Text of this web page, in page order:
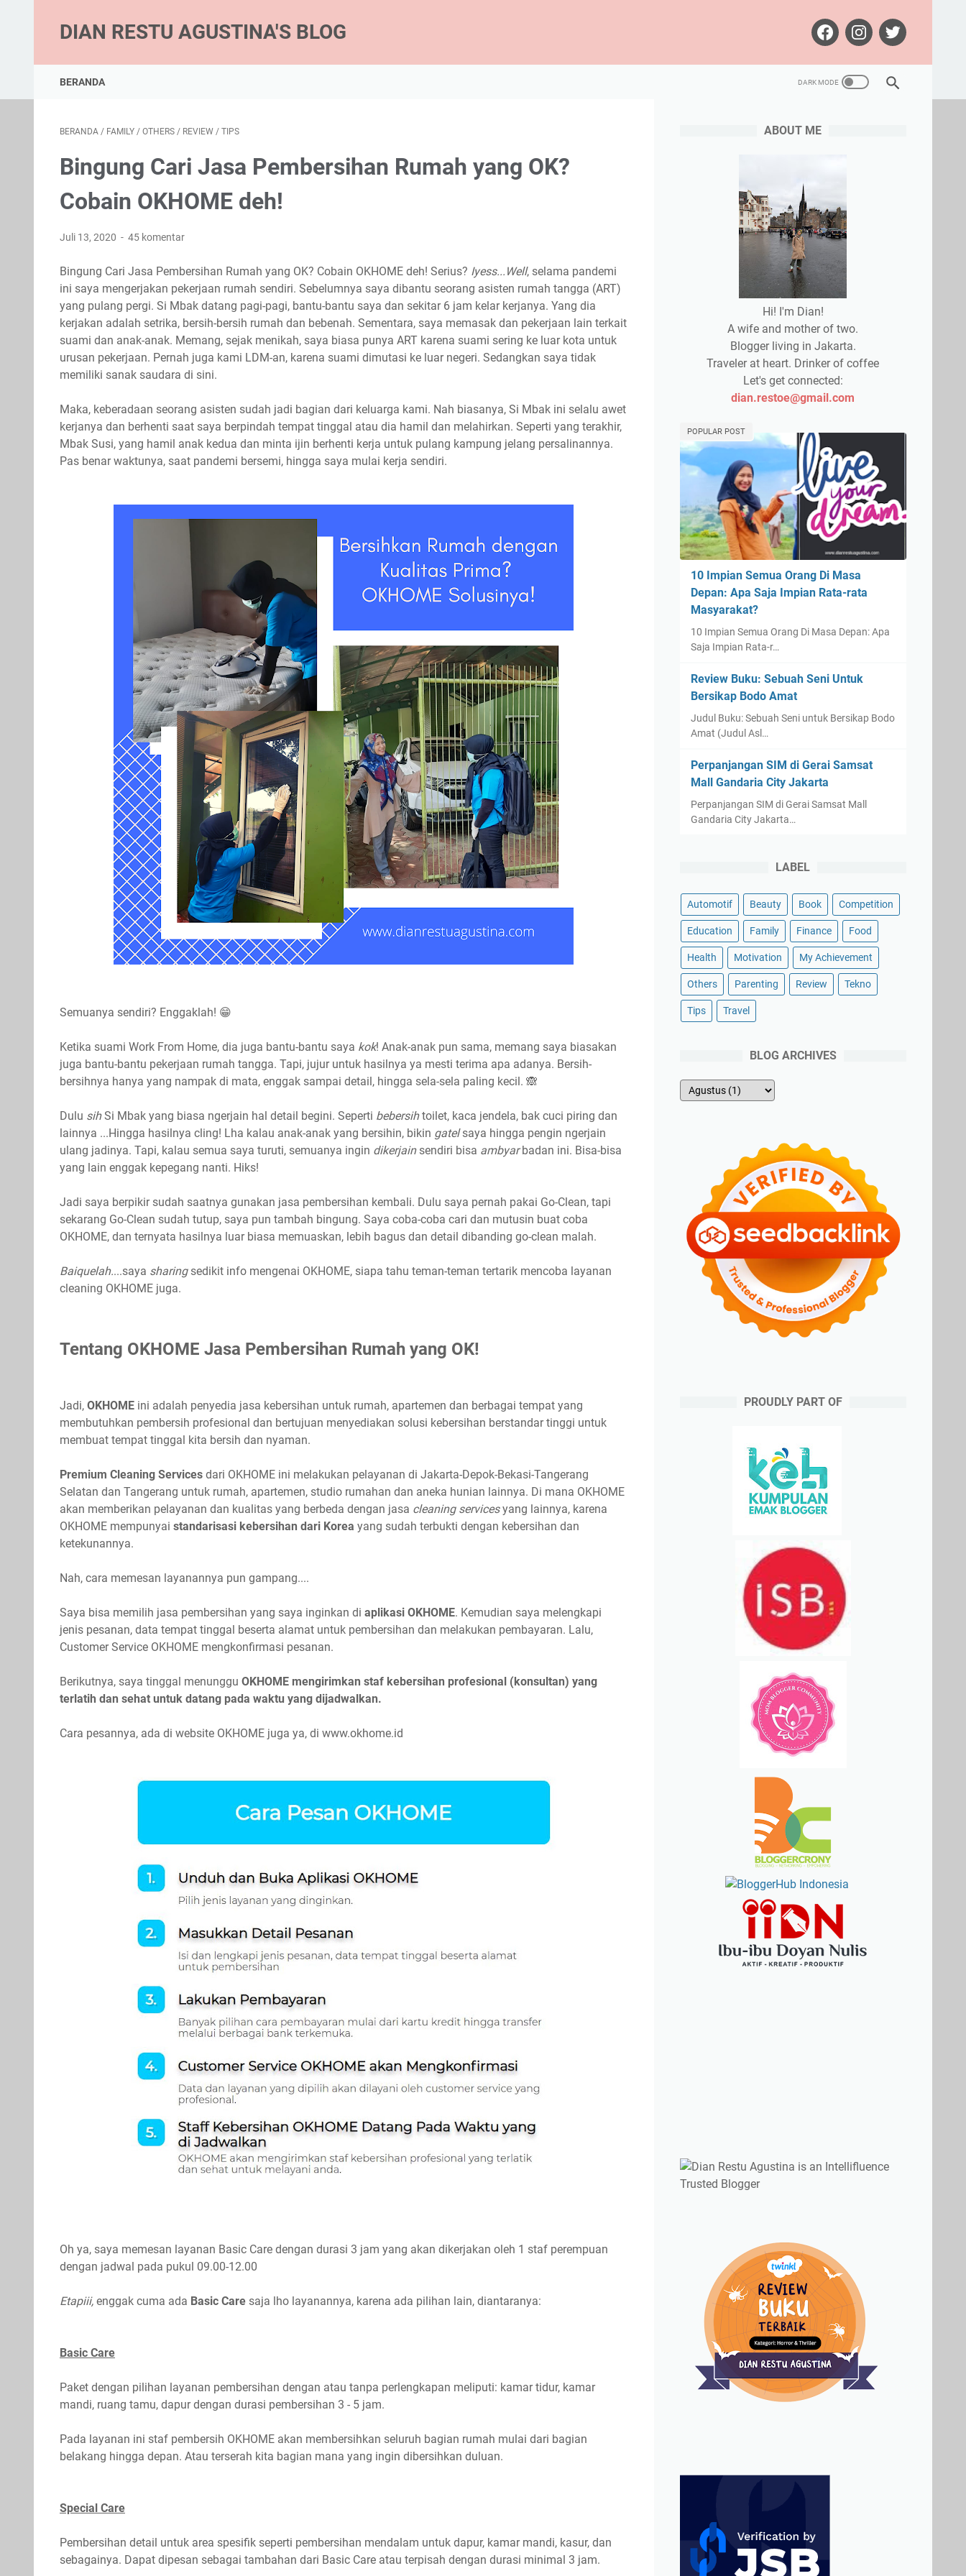
DIAN RESTU AGUSTINA'S BLOG
BERANDA
BERANDA / FAMILY / OTHERS / REVIEW / TIPS
Bingung Cari Jasa Pembersihan Rumah yang OK?
Cobain OKHOME deh!
Juli 13, 2020 45 komentar
Bingung Cari Jasa Pembersihan Rumah yang OK? Cobain OKHOME deh! Serius? Iyess...Well, selama pandemi
ini saya mengerjakan pekerjaan rumah sendiri. Sebelumnya saya dibantu seorang asisten rumah tangga (ART)
yang pulang pergi. Si Mbak datang pagi-pagi, bantu-bantu saya dan sekitar 6 jam kelar kerjanya. Yang dia
kerjakan adalah setrika, bersih-bersih rumah dan bebenah. Sementara, saya memasak dan pekerjaan lain terkait
suami dan anak-anak. Memang, sejak menikah, saya biasa punya ART karena suami sering ke luar kota untuk
urusan pekerjaan. Pernah juga kami LDM-an, karena suami dimutasi ke luar negeri. Sedangkan saya tidak
memiliki sanak saudara di sini.
Maka, keberadaan seorang asisten sudah jadi bagian dari keluarga kami. Nah biasanya, Si Mbak ini selalu awet
kerjanya dan berhenti saat saya berpindah tempat tinggal atau dia hamil dan melahirkan. Seperti yang terakhir,
Mbak Susi, yang hamil anak kedua dan minta ijin berhenti kerja untuk pulang kampung jelang persalinannya.
Pas benar waktunya, saat pandemi bersemi, hingga saya mulai kerja sendiri.
Semuanya sendiri? Enggaklah! 😁
Ketika suami Work From Home, dia juga bantu-bantu saya kok! Anak-anak pun sama, memang saya biasakan
juga bantu-bantu pekerjaan rumah tangga. Tapi, jujur untuk hasilnya ya mesti terima apa adanya. Bersih-
bersihnya hanya yang nampak di mata, enggak sampai detail, hingga sela-sela paling kecil. 🙈
Dulu sihSi Mbak yang biasa ngerjain hal detail begini. Seperti bebersihtoilet, kaca jendela, bak cuci piring dan
lainnya ...Hingga hasilnya cling! Lha kalau anak-anak yang bersihin, bikin gatelsaya hingga pengin ngerjain
ulang jadinya. Tapi, kalau semua saya turuti, semuanya ingin dikerjain sendiri bisa ambyarbadan ini. Bisa-bisa
yang lain enggak kepegang nanti. Hiks!
Jadi saya berpikir sudah saatnya gunakan jasa pembersihan kembali. Dulu saya pernah pakai Go-Clean, tapi
sekarang Go-Clean sudah tutup, saya pun tambah bingung. Saya coba-coba cari dan mutusin buat coba
OKHOME, dan ternyata hasilnya luar biasa memuaskan, lebih bagus dan detail dibanding go-clean malah.
Baiquelah....saya sharing sedikit info mengenai OKHOME, siapa tahu teman-teman tertarik mencoba layanan
cleaning OKHOME juga.
Tentang OKHOME Jasa Pembersihan Rumah yang OK!
Jadi, OKHOME ini adalah penyedia jasa kebersihan untuk rumah, apartemen dan berbagai tempat yang
membutuhkan pembersih profesional dan bertujuan menyediakan solusi kebersihan berstandar tinggi untuk
membuat tempat tinggal kita bersih dan nyaman.
Premium Cleaning Services dari OKHOME ini melakukan pelayanan di Jakarta-Depok-Bekasi-Tangerang
Selatan dan Tangerang untuk rumah, apartemen, studio rumahan dan aneka hunian lainnya. Di mana OKHOME
akan memberikan pelayanan dan kualitas yang berbeda dengan jasa cleaning servicesyang lainnya, karena
OKHOME mempunyai standarisasi kebersihan dari Korea yang sudah terbukti dengan kebersihan dan
ketekunannya.
Nah, cara memesan layanannya pun gampang....
Saya bisa memilih jasa pembersihan yang saya inginkan di aplikasi OKHOME. Kemudian saya melengkapi
jenis pesanan, data tempat tinggal beserta alamat untuk pembersihan dan melakukan pembayaran. Lalu,
Customer Service OKHOME mengkonfirmasi pesanan.
Berikutnya, saya tinggal menunggu OKHOME mengirimkan staf kebersihan profesional (konsultan) yang
terlatih dan sehat untuk datang pada waktu yang dijadwalkan.
Cara pesannya, ada di website OKHOME juga ya, di www.okhome.id
Oh ya, saya memesan layanan Basic Care dengan durasi 3 jam yang akan dikerjakan oleh 1 staf perempuan
dengan jadwal pada pukul 09.00-12.00
Etapiii, enggak cuma ada Basic Care saja lho layanannya, karena ada pilihan lain, diantaranya:
Basic Care
Paket dengan pilihan layanan pembersihan dengan atau tanpa perlengkapan meliputi: kamar tidur, kamar
mandi, ruang tamu, dapur dengan durasi pembersihan 3 - 5 jam.
Pada layanan ini staf pembersih OKHOME akan membersihkan seluruh bagian rumah mulai dari bagian
belakang hingga depan. Atau terserah kita bagian mana yang ingin dibersihkan duluan.
Special Care
Pembersihan detail untuk area spesifik seperti pembersihan mendalam untuk dapur, kamar mandi, kasur, dan
sebagainya. Dapat dipesan sebagai tambahan dari Basic Care atau terpisah dengan durasi minimal 3 jam.
ABOUT ME
Hi! I'm Dian!
A wife and mother of two.
Blogger living in Jakarta.
Traveler at heart. Drinker of coffee
Let's get connected:
dian.restoe@gmail.com
POPULAR POST
10 Impian Semua Orang Di Masa
Depan: Apa Saja Impian Rata-rata
Masyarakat?
10 Impian Semua Orang Di Masa Depan: Apa
Saja Impian Rata-r…
Review Buku: Sebuah Seni Untuk
Bersikap Bodo Amat
Judul Buku: Sebuah Seni untuk Bersikap Bodo
Amat (Judul Asl…
Perpanjangan SIM di Gerai Samsat
Mall Gandaria City Jakarta
Perpanjangan SIM di Gerai Samsat Mall
Gandaria City Jakarta…
LABEL
Automotif Beauty Book Competition
Education Family Finance Food
Health Motivation My Achievement
Others Parenting Review Tekno
Tips Travel
BLOG ARCHIVES
PROUDLY PART OF